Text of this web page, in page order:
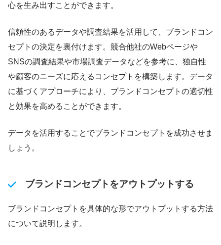
心を生み出すことができます。
信頼性のあるデータや調査結果を活用して、ブランドコン
セプトの決定を裏付けます。競合他社のWebページや
SNSの調査結果や市場調査データなどを参考に、独自性
や顧客のニーズに応えるコンセプトを構築します。データ
に基づくアプローチにより、ブランドコンセプトの適切性
と効果を高めることができます。
データを活用することでブランドコンセプトを成功させま
しょう。
ブランドコンセプトをアウトプットする
ブランドコンセプトを具体的な形でアウトプットする方法
について説明します。